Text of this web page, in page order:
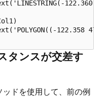
タンスが交差す
ッドを使用して、前の例